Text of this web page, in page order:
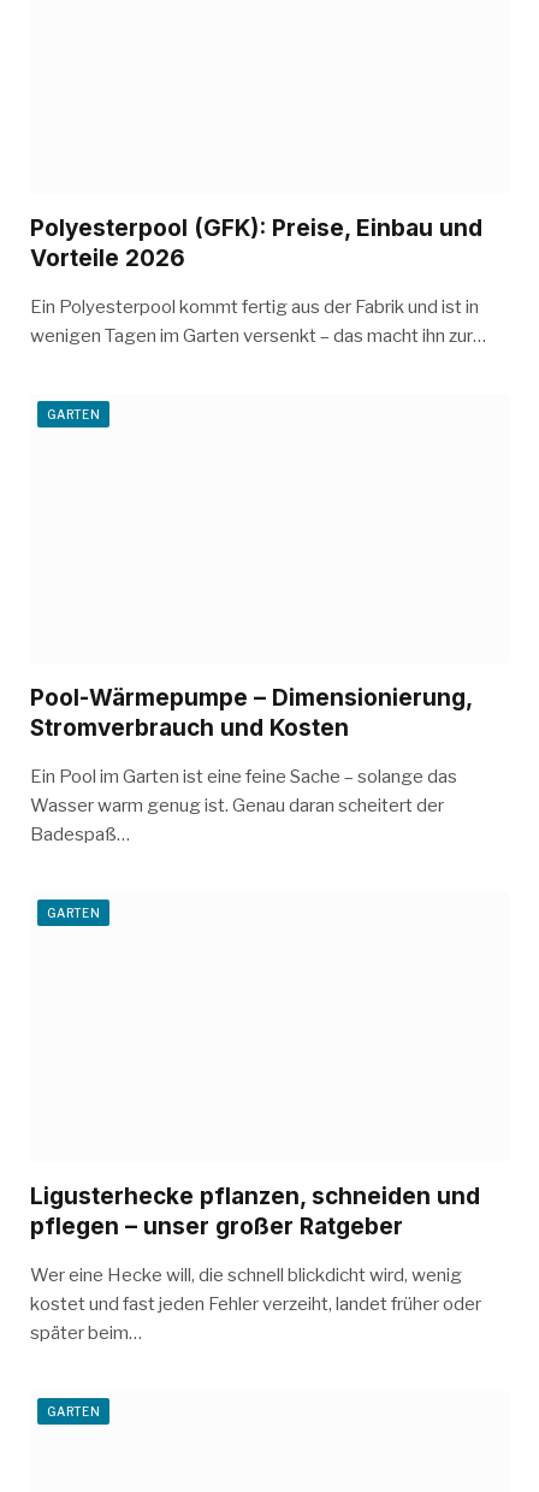
Polyesterpool (GFK): Preise, Einbau und
Vorteile 2026
Ein Polyesterpool kommt fertig aus der Fabrik und ist in
wenigen Tagen im Garten versenkt – das macht ihn zur…
GARTEN
Pool-Wärmepumpe – Dimensionierung,
Stromverbrauch und Kosten
Ein Pool im Garten ist eine feine Sache – solange das
Wasser warm genug ist. Genau daran scheitert der
Badespaß…
GARTEN
Ligusterhecke pflanzen, schneiden und
pflegen – unser großer Ratgeber
Wer eine Hecke will, die schnell blickdicht wird, wenig
kostet und fast jeden Fehler verzeiht, landet früher oder
später beim…
GARTEN